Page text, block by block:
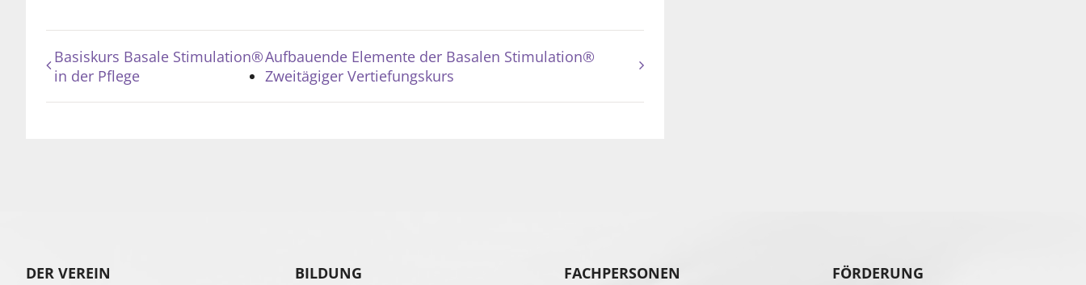
Basiskurs Basale Stimulation®
in der Pflege
Aufbauende Elemente der Basalen Stimulation®
Zweitägiger Vertiefungskurs
DER VEREIN BILDUNG FACHPERSONEN FÖRDERUNG